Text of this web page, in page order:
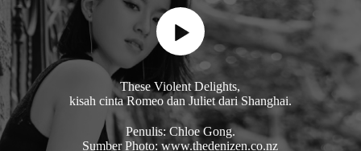
These Violent Delights,
kisah cinta Romeo dan Juliet dari Shanghai.
Penulis: Chloe Gong.
Sumber Photo: www.thedenizen.co.nz